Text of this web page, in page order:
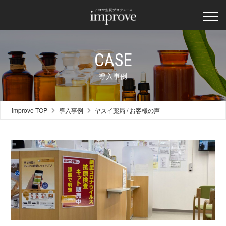
CASE
導入事例
improve TOP 導入事例 ヤスイ薬局 / お客様の声